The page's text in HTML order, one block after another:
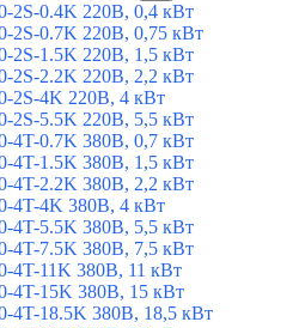
2S-0.4K 220В, 0,4 кВт
2S-0.7K 220В, 0,75 кВт
2S-1.5K 220В, 1,5 кВт
2S-2.2K 220В, 2,2 кВт
2S-4K 220В, 4 кВт
2S-5.5K 220В, 5,5 кВт
4T-0.7K 380В, 0,7 кВт
4T-1.5K 380В, 1,5 кВт
4T-2.2K 380В, 2,2 кВт
4T-4K 380В, 4 кВт
4T-5.5K 380В, 5,5 кВт
4T-7.5K 380В, 7,5 кВт
4T-11K 380В, 11 кВт
4T-15K 380В, 15 кВт
4T-18.5K 380В, 18,5 кВт